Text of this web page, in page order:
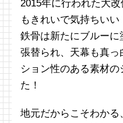
2015年に行われた大
もきれいで気持ちいい
鉄骨は新たにブルー
張替られ、天幕も真っ
ション性のある素材
た！
地元だからこそわか